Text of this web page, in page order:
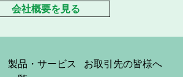
会社概要を見る
製品・サービス
お取引先の皆様へ